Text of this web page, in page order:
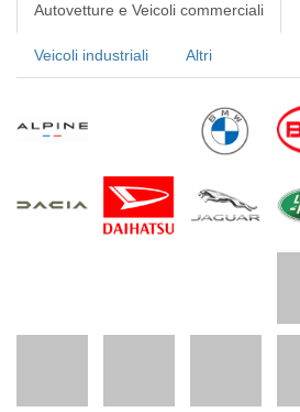
Autovetture e Veicoli commerciali
Veicoli industriali Altri